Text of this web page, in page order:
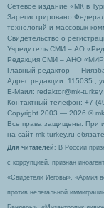
Сетевое издание «МК в
Зарегистрировано
технологий и массовых
Свидетельство о
Учредитель СМИ – АО
Редакция СМИ – АНО
Главный редактор —
Адрес редакции: 115035 ,
Е-Маил: redaktor@mk-
Контактный телефон: +7
Copyright 2003 — 2026 ©
Все права защищены. При
на сайт mk-turkey.ru
Для читателей : В России
с коррупцией, признан
«Свидетели Иеговы», «Армия
против нелегальной